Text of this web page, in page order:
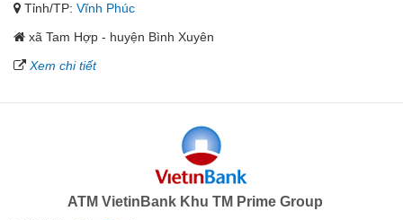
Tỉnh/TP: Vĩnh Phúc
xã Tam Hợp - huyện Bình Xuyên
Xem chi tiết
ATM VietinBank Khu TM Prime Group